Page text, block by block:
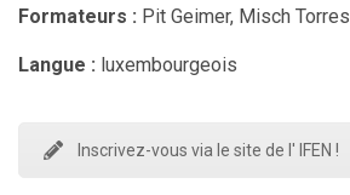
Formateurs : Pit Geimer, Misch Torres
Langue : luxembourgeois
Inscrivez-vous via le site de l' IFEN !